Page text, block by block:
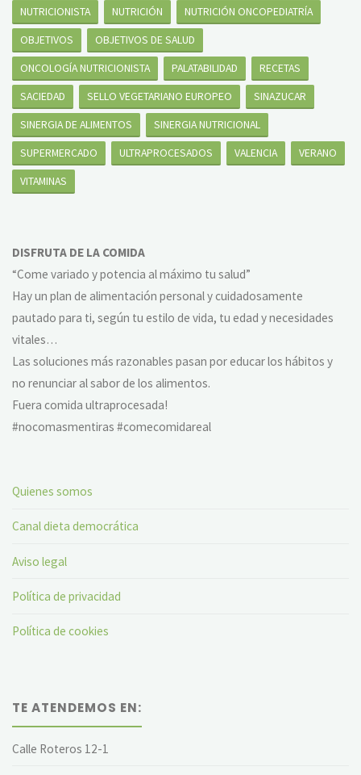
NUTRICIONISTA
NUTRICIÓN
NUTRICIÓN ONCOPEDIATRÍA
OBJETIVOS
OBJETIVOS DE SALUD
ONCOLOGÍA NUTRICIONISTA
PALATABILIDAD
RECETAS
SACIEDAD
SELLO VEGETARIANO EUROPEO
SINAZUCAR
SINERGIA DE ALIMENTOS
SINERGIA NUTRICIONAL
SUPERMERCADO
ULTRAPROCESADOS VALENCIA
VERANO
VITAMINAS
DISFRUTA DE LA COMIDA
“Come variado y potencia al máximo tu salud”
Hay un plan de alimentación personal y cuidadosamente
pautado para ti, según tu estilo de vida, tu edad y necesidades
vitales…
Las soluciones más razonables pasan por educar los hábitos y
no renunciar al sabor de los alimentos.
Fuera comida ultraprocesada!
#nocomasmentiras #comecomidareal
Quienes somos
Canal dieta democrática
Aviso legal
Política de privacidad
Política de cookies
TE ATENDEMOS EN:
Calle Roteros 12-1